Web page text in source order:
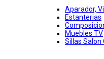
Aparador,
Estanterias
Muebles TV
Sillas Salon